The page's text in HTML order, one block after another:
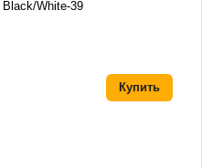
Black/White-39
Купить